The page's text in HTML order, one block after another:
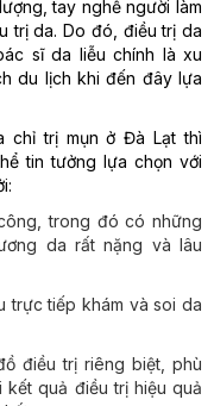
tay nghề người làm
trị da. Do đó, điều trị da
sĩ da liễu chính là xu
du lịch khi đến đây lựa
chỉ trị mụn ở Đà Lạt thì
tin tưởng lựa chọn với
trong đó có những
da rất nặng và lâu
trực tiếp khám và soi da
điều trị riêng biệt, phù
kết quả điều trị hiệu quả